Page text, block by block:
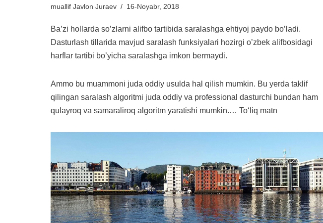
muallif Javlon Juraev 16-Noyabr, 2018
Ba’zi hollarda so’zlarni alifbo tartibida saralashga ehtiyoj paydo bo’ladi.
Dasturlash tillarida mavjud saralash funksiyalari hozirgi o’zbek alifbosidagi
harflar tartibi bo’yicha saralashga imkon bermaydi.
Ammo bu muammoni juda oddiy usulda hal qilish mumkin. Bu yerda taklif
qilingan saralash algoritmi juda oddiy va professional dasturchi bundan ham
qulayroq va samaraliroq algoritm yaratishi mumkin.… Toʻliq matn